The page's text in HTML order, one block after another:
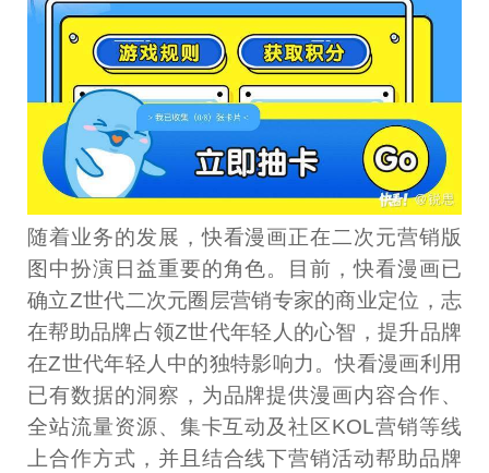
随着业务的发展，快看漫画正在二次元营销版
图中扮演日益重要的角色。目前，快看漫画已
确立Z世代二次元圈层营销专家的商业定位，志
在帮助品牌占领Z世代年轻人的心智，提升品牌
在Z世代年轻人中的独特影响力。快看漫画利用
已有数据的洞察，为品牌提供漫画内容合作、
全站流量资源、集卡互动及社区KOL营销等线
上合作方式，并且结合线下营销活动帮助品牌